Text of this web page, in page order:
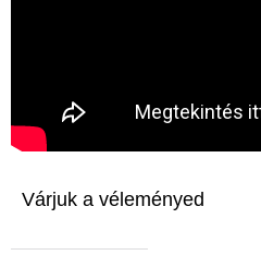
Várjuk a véleményed